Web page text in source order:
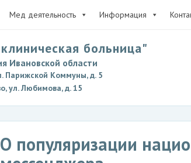
Мед деятельность Информация
больница"
Ивановской области
Парижской Коммуны, д. 5
ул. Любимова, д. 15
О популяризации